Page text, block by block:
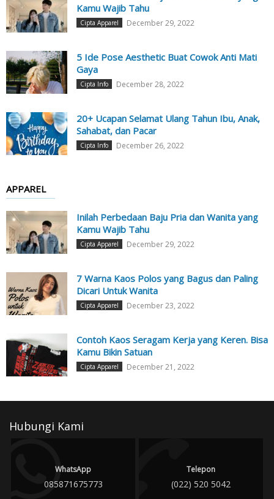
Kamu Wajib Tahu
Cipta Apparel December 29, 2022
5 Ide Pose Aesthetic Buat Cowok Anti Mati
Gaya
Cipta Info December 28, 2022
20+ Ucapan Selamat Ulang Tahun Ibu, Anak,
Sahabat, dan Pacar
Cipta Info December 26, 2022
APPAREL
Inilah Perbedaan Baju Pria dan Wanita yang
Kamu Wajib Tahu
Cipta Apparel December 29, 2022
7 Warna Kaos Polos yang Bagus dan Paling
Dicari Untuk Wanita
Cipta Apparel December 23, 2022
Contoh Kaos Seragam Kerja yang Keren. Bisa
Kamu Bikin Satuan
Cipta Apparel December 21, 2022
Hubungi Kami
WhatsApp
085871675773
Telepon
(022) 520 5042